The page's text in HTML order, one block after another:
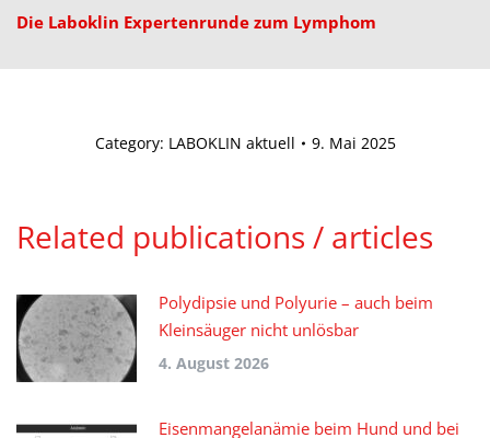
Die Laboklin Expertenrunde zum Lymphom
Category: LABOKLIN aktuell 9. Mai 2025
Related publications / articles
Polydipsie und Polyurie – auch beim
Kleinsäuger nicht unlösbar
4. August 2026
Eisenmangelanämie beim Hund und bei